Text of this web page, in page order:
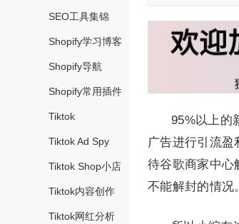
SEO工具集锦
Shopify学习博客
Shopify导航
Shopify常用插件
Tiktok
Tiktok Ad Spy
Tiktok Shop小店
Tiktok内容创作
Tiktok网红分析
95%以上的
广告进行引流
待谷歌商家中心
不能解封的情况